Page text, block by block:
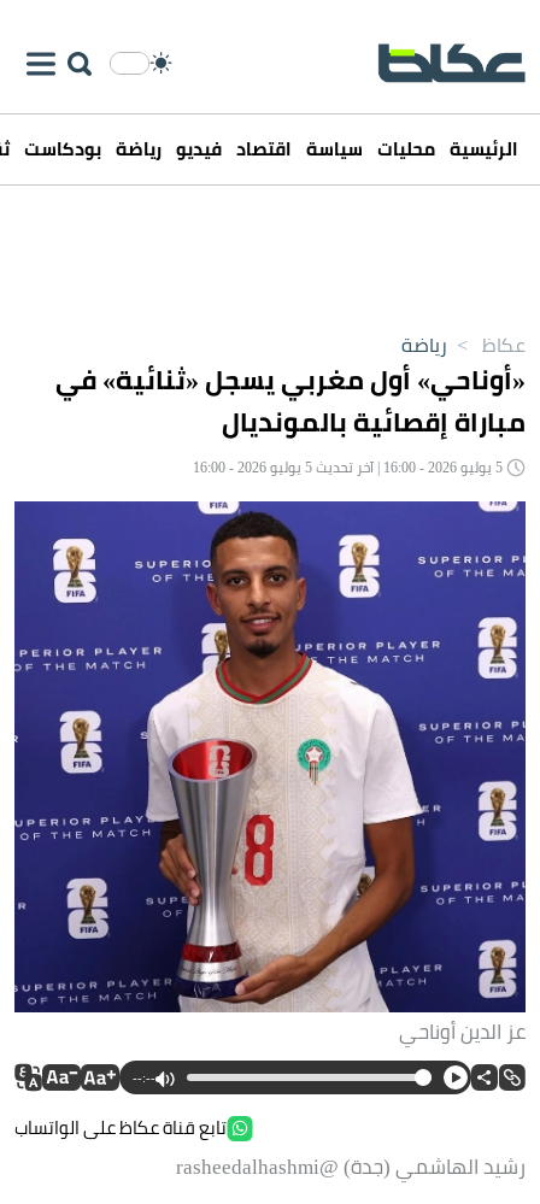
الرئيسية محليات سياسة اقتصاد فيديو رياضة بودكاست
عكاظ > رياضة
«أوناحي» أول مغربي يسجل «ثنائية» في
مباراة إقصائية بالمونديال
عز الدين أوناحي
--:--
تابع قناة عكاظ على الواتساب
رشيد الهاشمي (جدة) @rasheedalhashmi